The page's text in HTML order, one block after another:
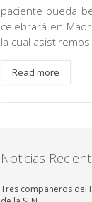
paciente pueda
celebrará en
la cual
Read more
Noticias
Tres compañeros del